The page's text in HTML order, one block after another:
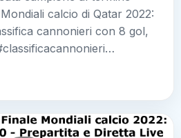
calcio di Qatar 2022:
cannonieri con 8 gol,